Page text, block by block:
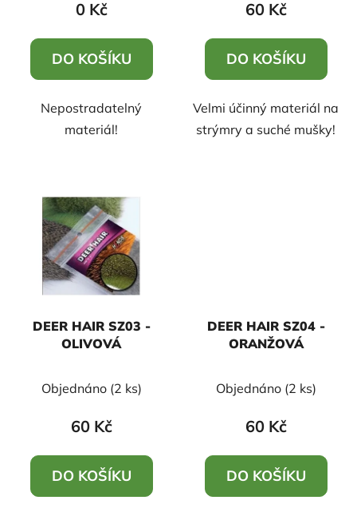
0 Kč
DO KOŠÍKU
Nepostradatelný
materiál!
60 Kč
DO KOŠÍKU
Velmi účinný materiál na
strýmry a suché mušky!
DEER HAIR SZ03 -
OLIVOVÁ
Objednáno (2 ks)
60 Kč
DO KOŠÍKU
DEER HAIR SZ04 -
ORANŽOVÁ
Objednáno (2 ks)
60 Kč
DO KOŠÍKU